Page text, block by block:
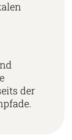
der